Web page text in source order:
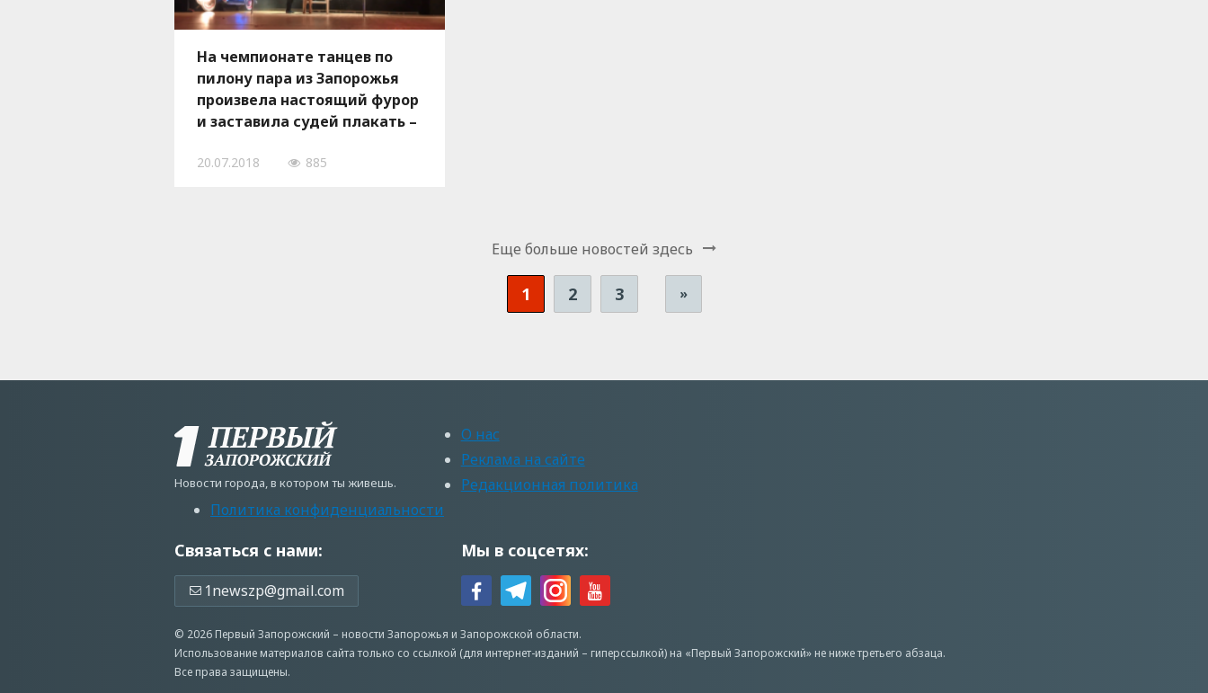
На чемпионате танцев по
пилону пара из Запорожья
произвела настоящий фурор
и заставила судей плакать –
20.07.2018 885
Еще больше новостей здесь
1 2 3 »
Новости города, в котором ты живешь.
О нас
Реклама на сайте
Редакционная политика
Политика конфиденциальности
Связаться с нами:
1newszp@gmail.com
Мы в соцсетях:
© 2026 Первый Запорожский – новости Запорожья и Запорожской области.
Использование материалов сайта только со ссылкой (для интернет-изданий – гиперссылкой) на «Первый Запорожский» не ниже третьего абзаца.
Все права защищены.